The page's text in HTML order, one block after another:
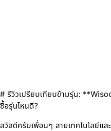
# รีวิวเปรียบเทียบข้ามรุ่น:
ซื้อรุ่นไหนดี?
สวัสดีครับเพื่อนๆ สายเทคโนโลยีแ